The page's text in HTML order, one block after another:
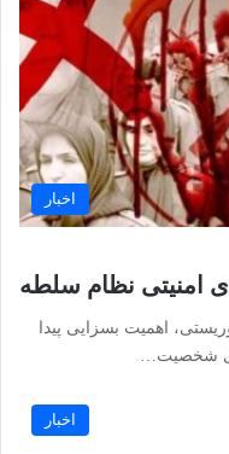
اخبار
امنیتی نظام سلطه
اهمیت بسزایی پیدا
شخصیت…
اخبار